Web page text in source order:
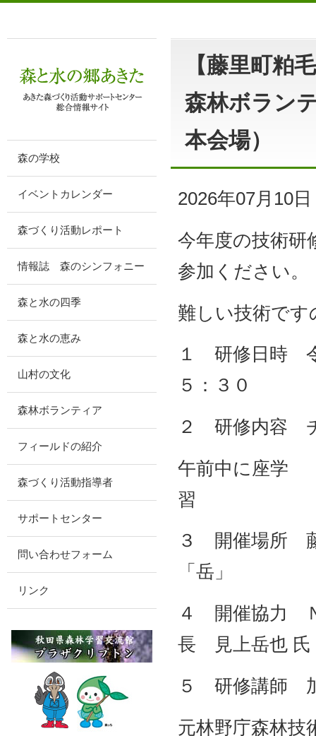
森の学校
イベントカレンダー
森づくり活動レポート
情報誌 森のシンフォニー
森と水の四季
森と水の恵み
山村の文化
森林ボランティア
フィールドの紹介
森づくり活動指導者
サポートセンター
問い合わせフォーム
リンク
【藤里町粕
森林ボラン
本会場）
2026年07月10日
今年度の技術研
参加ください。
難しい技術です
１ 研修日時 令
５：３０
２ 研修内容
午前中に座学
習
３ 開催場所
「岳」
４ 開催協力
長 見上岳也 氏
５ 研修講師
元林野庁森林技